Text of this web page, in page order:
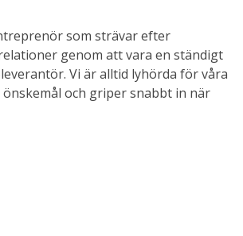
som strävar efter
genom att vara en ständigt
Vi är alltid lyhörda för våra
och griper snabbt in när